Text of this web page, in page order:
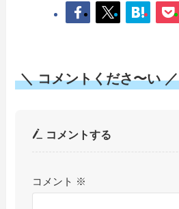
＼ コメントくださ〜い ／
コメントする
コメント ※